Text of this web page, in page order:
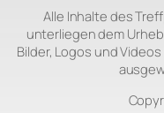
Alle Inhalte des
unterliegen dem
Bilder, Logos und